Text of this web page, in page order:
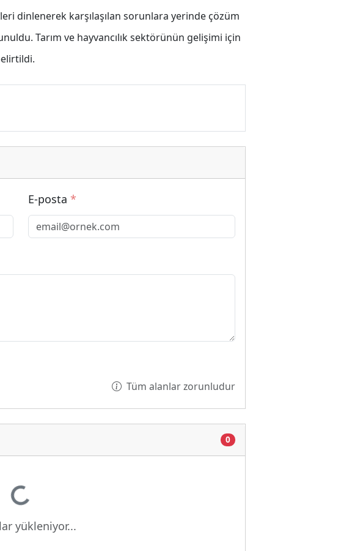
dinlenerek karşılaşılan sorunlara yerinde çözüm
Tarım ve hayvancılık sektörünün gelişimi için
E-posta *
Tüm alanlar zorunludur
0
yükleniyor...